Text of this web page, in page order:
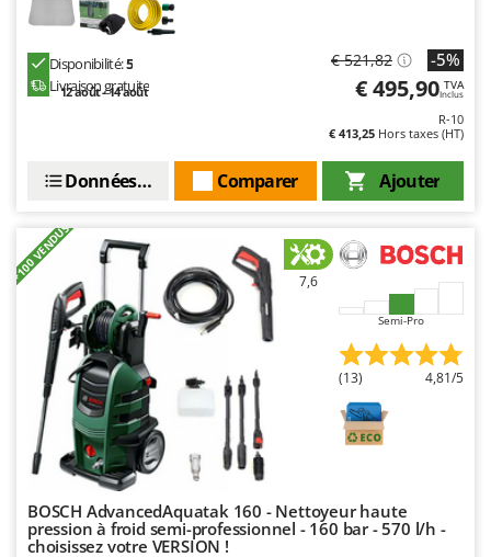
MTD
N
New O.M.R.A.
Novatec
NuAir
NuovaFac
Officine Savioli
Oliviero
Olix
OMA
Omas
Ompagrill
Ooni
Disponibilité:5
Livraison gratuite
12 août - 14 août
€ 521,82 -5%
€ 495,90 TVA
Inclus
R-10
€ 413,25 Hors taxes (HT)
Ajouter
Comparer
Données techniques
+100 VENDUS 7,6
Semi-Pro
(13) 4,81/5
BOSCH AdvancedAquatak 160 - Nettoyeur haute
pression à froid semi-professionnel - 160 bar - 570 l/h -
choisissez votre VERSION !